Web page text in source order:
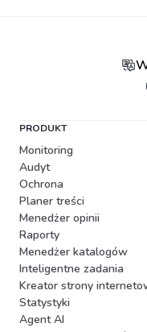
PRODUKT
Monitoring
Audyt
Ochrona
Planer treści
Menedżer opinii
Raporty
Menedżer katalogów
Inteligentne zadania
Kreator strony
Statystyki
Agent AI